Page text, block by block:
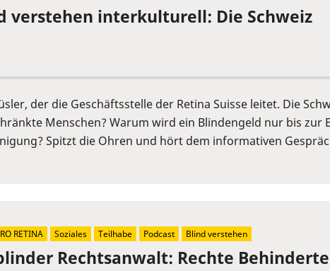
verstehen interkulturell: Die Schweiz
der die Geschäftsstelle der Retina Suisse leitet. Die
Menschen? Warum wird ein Blindengeld nur bis zur
Spitzt die Ohren und hört dem informativen
Rechtsanwalt: Rechte
RETINA Soziales Teilhabe Podcast Blind verstehen